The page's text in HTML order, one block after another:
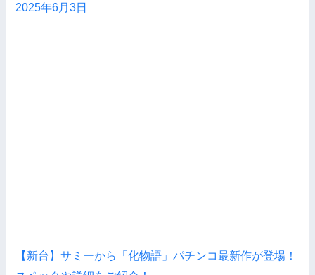
2025年6月3日
【新台】サミーから「化物語」パチンコ最新作が登場！